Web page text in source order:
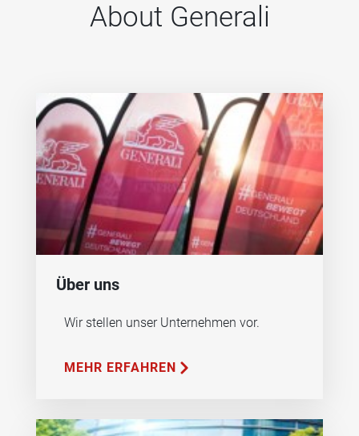
About Generali
Über uns
Wir stellen unser Unternehmen vor.
MEHR ERFAHREN